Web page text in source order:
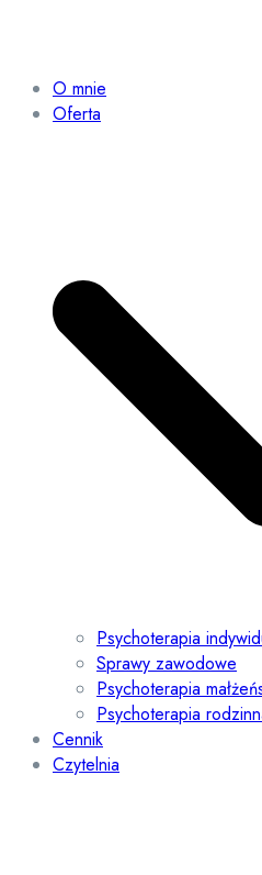
O mnie
Oferta
Psychoterapia
Sprawy zawodowe
Psychoterapia
Psychoterapia
Cennik
Czytelnia